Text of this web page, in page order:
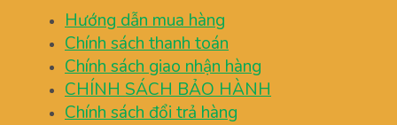
Hướng dẫn mua hàng
Chính sách thanh toán
Chính sách giao nhận hàng
CHÍNH SÁCH BẢO HÀNH
Chính sách đổi trả hàng